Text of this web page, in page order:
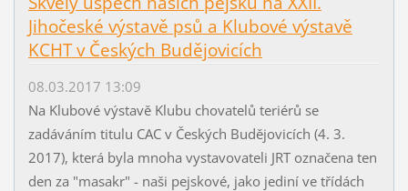
Jihočeské výstavě psů a Klubové výstavě
KCHT v Českých Budějovicích
08.03.2017 13:09
Na Klubové výstavě Klubu chovatelů teriérů se
zadáváním titulu CAC v Českých Budějovicích (4. 3.
2017), která byla mnoha vystavovateli JRT označena ten
den za "masakr" - naši pejskové, jako jediní ve třídách